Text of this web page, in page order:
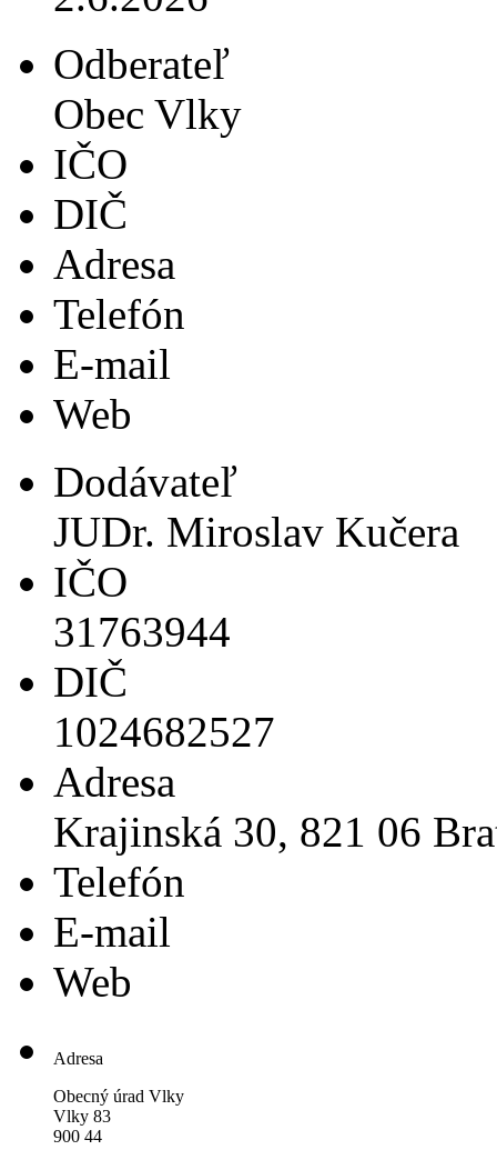
Odberateľ
Obec Vlky
IČO
DIČ
Adresa
Telefón
E-mail
Web
Dodávateľ
JUDr. Miroslav Kučera
IČO
31763944
DIČ
1024682527
Adresa
Krajinská 30, 821 06
Telefón
E-mail
Web
Adresa
Obecný úrad Vlky
Vlky 83
900 44